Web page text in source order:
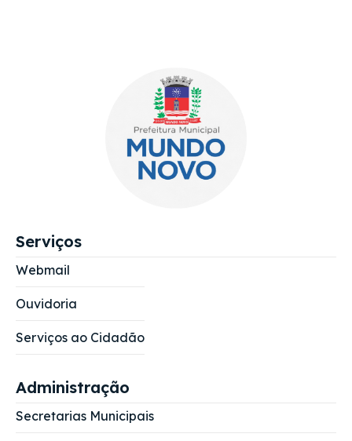
Serviços
Webmail
Ouvidoria
Serviços ao Cidadão
Administração
Secretarias Municipais